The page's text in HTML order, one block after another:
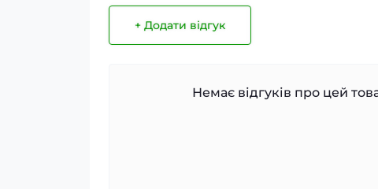
+ Додати відгук
Немає відгуків про цей